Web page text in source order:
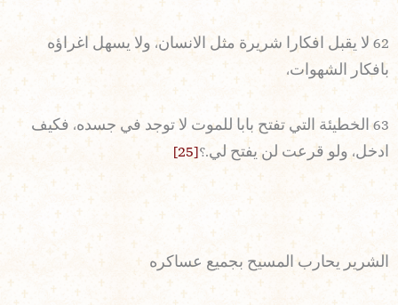
62 لا يقبل افكارا شريرة مثل الانسان، ولا يسهل اغراؤه
بافكار الشهوات،
63 الخطيئة التي تفتح بابا للموت لا توجد في جسده، فكيف
ادخل، ولو قرعت لن يفتح لي.؟ [25]
الشرير يحارب المسيح بجميع عساكره